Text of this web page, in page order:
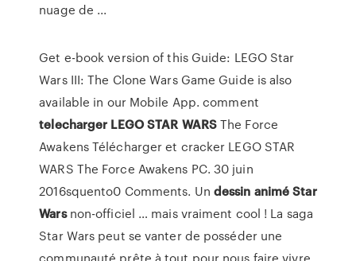
nuage de ...
Get e-book version of this Guide: LEGO Star
Wars III: The Clone Wars Game Guide is also
available in our Mobile App. comment
telecharger LEGOSTAR WARSThe Force
Awakens Télécharger et cracker LEGO STAR
WARS The Force Awakens PC. 30 juin
2016squento0 Comments. Un dessin animé Star
Warsnon-officiel … mais vraiment cool ! La saga
Star Wars peut se vanter de posséder une
communauté prête à tout pour nous faire vivre